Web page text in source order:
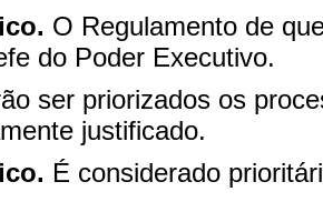
O Regulamento de
do Poder Executivo.
ser priorizados os
justificado.
É considerado